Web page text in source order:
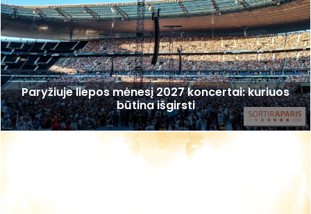
Paryžiuje liepos mėnesį 2027 koncertai: kuriuos
būtina išgirsti